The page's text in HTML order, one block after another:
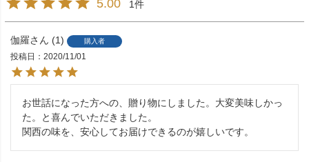
5.00 1
伽羅 1 購入者
投稿日 2020/11/01
お世話になった方への、贈り物にしました。大変美味しかっ
た。と喜んでいただきました。
関西の味を、安心してお届けできるのが嬉しいです。